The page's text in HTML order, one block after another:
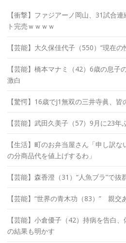
【衝撃】ファジアーノ岡山、31試合
ト完売ｗｗｗｗ
【芸能】大久保佳代子（550）“現在
【芸能】橋本マナミ（42）6歳の息子
激白
【驚愕】16歳でJ1無双の三井寺眞、皆
【芸能】武田久美子（57）9月に23年
【生活】町のお弁当屋さん「申し訳
の分商品代を値上げするわ」
【芸能】森香澄（31）“人魚ブラ”で
【芸能】“世界の青木功（83）” 親交
【芸能】小倉優子（42）持病を告白
の結果も明かす